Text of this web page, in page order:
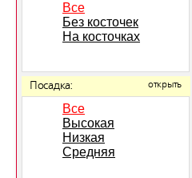
Все
Без косточек
На косточках
Посадка: открыть
Все
Высокая
Низкая
Средняя